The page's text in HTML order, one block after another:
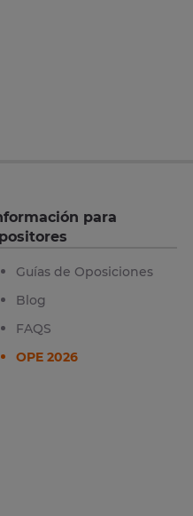
para
Guías de Oposiciones
Blog
FAQS
OPE 2026